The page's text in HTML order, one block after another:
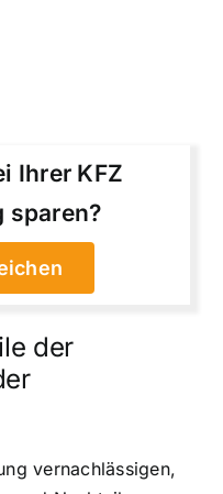
Ihrer KFZ
sparen?
der
vernachlässigen,